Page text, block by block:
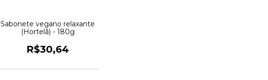
Sabonete vegano relaxante
(Hortelã) - 180g
R$30,64